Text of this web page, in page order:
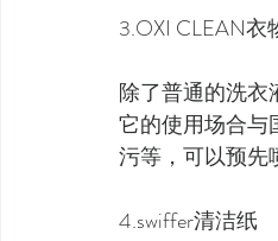
3.OXI CLEAN衣
除了普通的洗
它的使用场合与
污等，可以预先
4.swiffer清洁纸